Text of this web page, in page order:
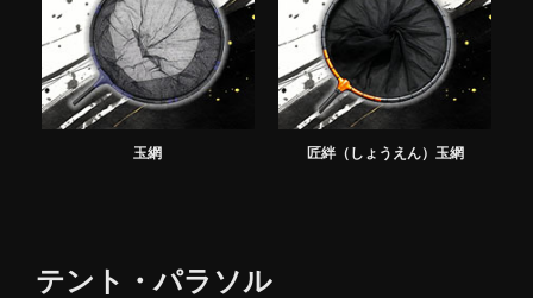
玉網 匠絆（しょうえん）玉網
テント・パラソル